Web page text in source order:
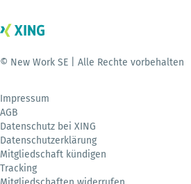
© New Work SE | Alle Rechte vorbehalten
Impressum
AGB
Datenschutz bei XING
Datenschutzerklärung
Mitgliedschaft kündigen
Tracking